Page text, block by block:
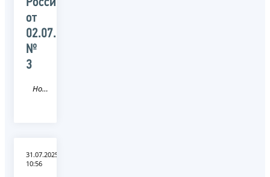
России
от
02.07.2025
№
3
Новость
31.07.2025
10:56